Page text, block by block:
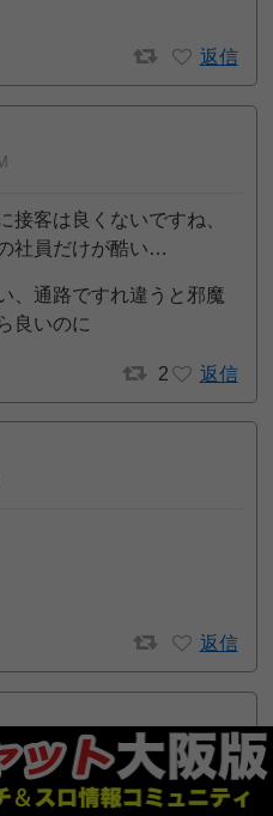
返信
接客は良くないですね、
社員だけが酷い…
、通路ですれ違うと邪魔
良いのに
2 返信
返信